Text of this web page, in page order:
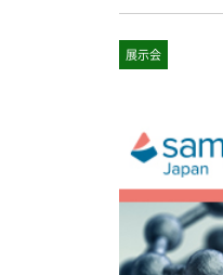
展示会